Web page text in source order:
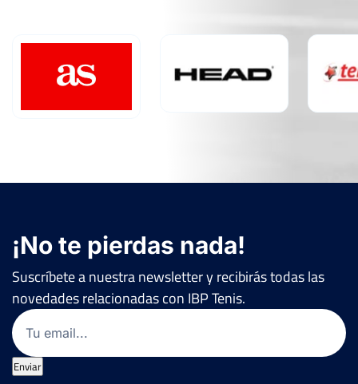
¡No te pierdas nada!
Suscríbete a nuestra newsletter y recibirás todas las
novedades relacionadas con IBP Tenis.
Email
Enviar